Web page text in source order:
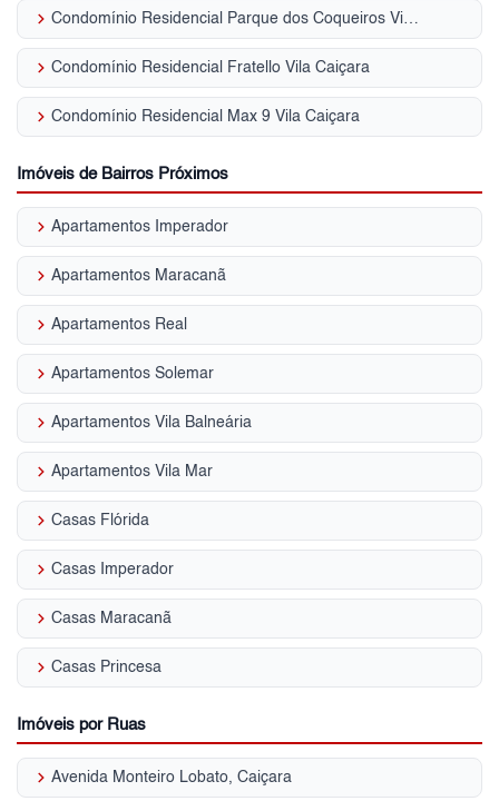
keyboard_arrow_right Condomínio Residencial Parque dos Coqueiros Vila Caiçara
keyboard_arrow_right Condomínio Residencial Fratello Vila Caiçara
keyboard_arrow_right Condomínio Residencial Max 9 Vila Caiçara
Imóveis de Bairros Próximos
keyboard_arrow_right Apartamentos Imperador
keyboard_arrow_right Apartamentos Maracanã
keyboard_arrow_right Apartamentos Real
keyboard_arrow_right Apartamentos Solemar
keyboard_arrow_right Apartamentos Vila Balneária
keyboard_arrow_right Apartamentos Vila Mar
keyboard_arrow_right Casas Flórida
keyboard_arrow_right Casas Imperador
keyboard_arrow_right Casas Maracanã
keyboard_arrow_right Casas Princesa
Imóveis por Ruas
keyboard_arrow_right Avenida Monteiro Lobato, Caiçara